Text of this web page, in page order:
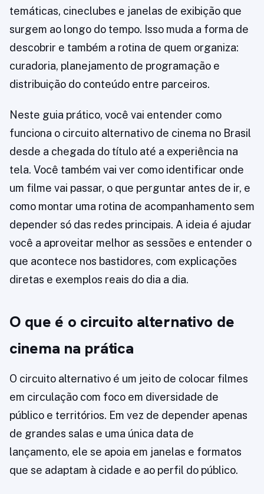
temáticas, cineclubes e janelas de exibição que
surgem ao longo do tempo. Isso muda a forma de
descobrir e também a rotina de quem organiza:
curadoria, planejamento de programação e
distribuição do conteúdo entre parceiros.
Neste guia prático, você vai entender como
funciona o circuito alternativo de cinema no Brasil
desde a chegada do título até a experiência na
tela. Você também vai ver como identificar onde
um filme vai passar, o que perguntar antes de ir, e
como montar uma rotina de acompanhamento sem
depender só das redes principais. A ideia é ajudar
você a aproveitar melhor as sessões e entender o
que acontece nos bastidores, com explicações
diretas e exemplos reais do dia a dia.
O que é o circuito alternativo de
cinema na prática
O circuito alternativo é um jeito de colocar filmes
em circulação com foco em diversidade de
público e territórios. Em vez de depender apenas
de grandes salas e uma única data de
lançamento, ele se apoia em janelas e formatos
que se adaptam à cidade e ao perfil do público.